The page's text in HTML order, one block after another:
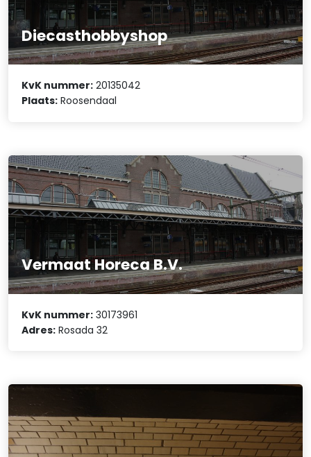
Diecasthobbyshop
KvK nummer: 20135042
Plaats: Roosendaal
Vermaat Horeca B.V.
KvK nummer: 30173961
Adres: Rosada 32